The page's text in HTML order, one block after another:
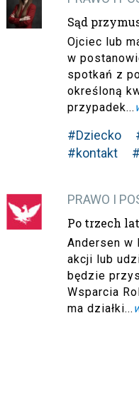
Sąd
Ojciec lub
w
spotkań z
określoną
przypadek...
#Dziecko
#kontakt
PRAWO I
Po trzech
Andersen w
akcji lub
będzie
Wsparcia
ma działki...